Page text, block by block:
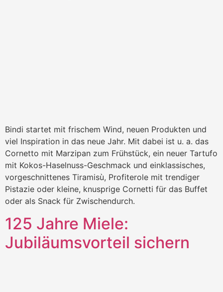
Bindi startet mit frischem Wind, neuen Produkten und
viel Inspiration in das neue Jahr. Mit dabei ist u. a. das
Cornetto mit Marzipan zum Frühstück, ein neuer Tartufo
mit Kokos-Haselnuss-Geschmack und einklassisches,
vorgeschnittenes Tiramisù, Profiterole mit trendiger
Pistazie oder kleine, knusprige Cornetti für das Buffet
oder als Snack für Zwischendurch.
125 Jahre Miele:
Jubiläumsvorteil sichern